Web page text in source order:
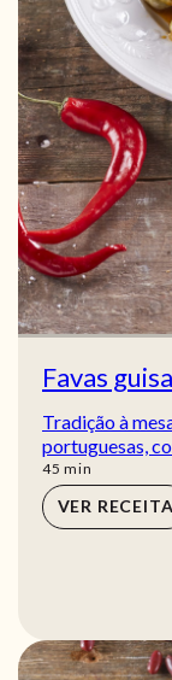
Favas
Tradição à
portuguesas,
45 min
min
VER RECEITA